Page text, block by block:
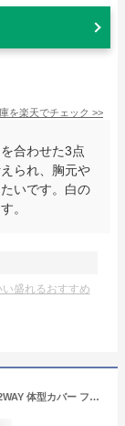
を楽天でチェック >>
合わせた3点
られ、胸元や
いです。白の
。
盛れるおすすめ
水着 ビキニ レディース フリル オフショルダー 2WAY 体型カバー フレアスリーブ ビキニセット セクシー タンキニ水着 女性水着 盛れる パッド付き ママ水着 フレア 白 ホワイト ピンク くすみカラー かわいい おしゃれ